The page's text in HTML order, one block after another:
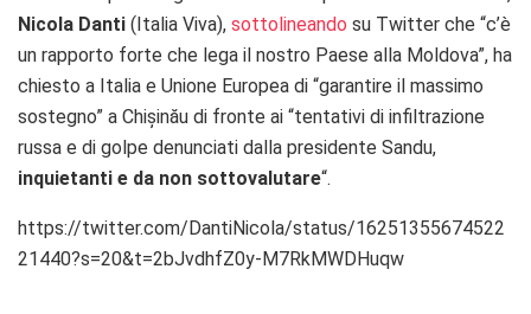
Nicola Danti (Italia Viva), sottolineando su Twitter che “c’è
un rapporto forte che lega il nostro Paese alla Moldova”, ha
chiesto a Italia e Unione Europea di “garantire il massimo
sostegno” a Chișinău di fronte ai “tentativi di infiltrazione
russa e di golpe denunciati dalla presidente Sandu,
inquietanti e da non sottovalutare“.
https://twitter.com/DantiNicola/status/16251355674522
21440?s=20&t=2bJvdhfZ0y-M7RkMWDHuqw